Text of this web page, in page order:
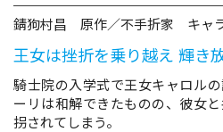
リキューレ
錆狗村昌 原作／不手折家 キャ
王女は挫折を乗り越え 輝き放
騎士院の入学式で王女キャロル
ーリは和解できたものの、彼女
拐されてしまう。